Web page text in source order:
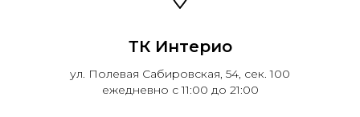
ТК Интерио
ул. Полевая Сабировская, 54, сек. 100
ежедневно с 11:00 до 21:00